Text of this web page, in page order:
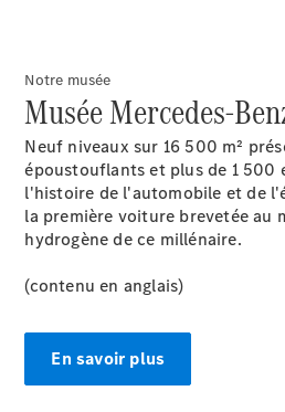
stock
Configurez
votre
véhicule
SUV
SUVs
EQE
Notre musée
Musée Mercedes-
Neuf niveaux sur 16 500 m²
époustouflants et plus de 1 500
l'histoire de l'automobile et de
la première voiture brevetée au
hydrogène de ce millénaire.
(contenu en anglais)
En savoir plus